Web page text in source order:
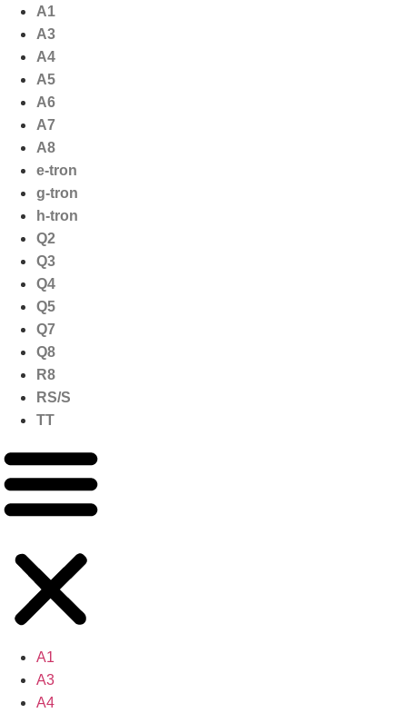
naar
inhoud
A1
A3
A4
A5
A6
A7
A8
e-tron
g-tron
h-tron
Q2
Q3
Q4
Q5
Q7
Q8
R8
RS/S
TT
A1
A3
A4